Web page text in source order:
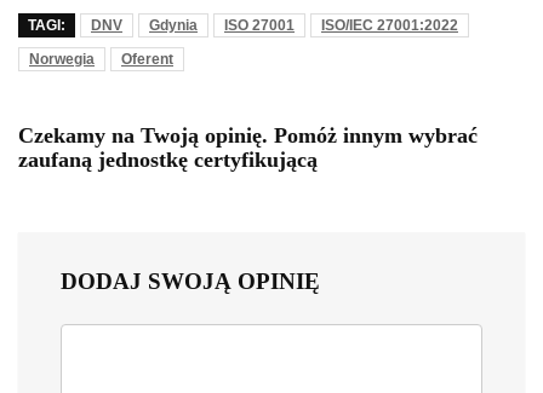
TAGI: DNV Gdynia ISO 27001
ISO/IEC 27001:2022
Norwegia
Oferent
Czekamy na Twoją opinię. Pomóż innym wybrać
zaufaną jednostkę certyfikującą
DODAJ SWOJĄ OPINIĘ